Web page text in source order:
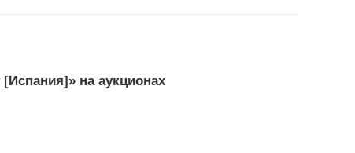
на аукционах